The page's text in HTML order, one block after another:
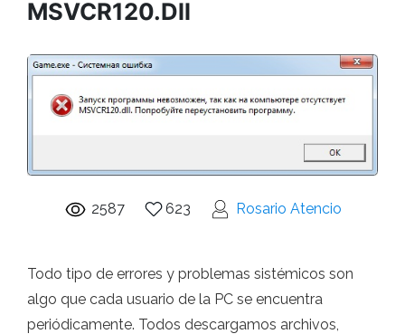
MSVCR120.Dll
2587 623 Rosario Atencio
Todo tipo de errores y problemas sistémicos son
algo que cada usuario de la PC se encuentra
periódicamente. Todos descargamos archivos,